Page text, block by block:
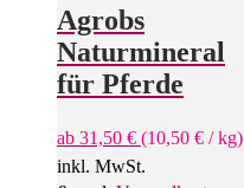
auf.
auf
Agrobs
Naturmineral
für Pferde
ab 31,50 € (10,50 € /kg)
inkl. MwSt.